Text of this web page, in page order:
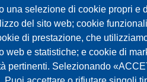
una selezione di cookie propri e
del sito web; cookie
di prestazione, che
web e statistiche; e cookie di
pertinenti. Selezionando
Carta
Lavoratori della Conoscenza